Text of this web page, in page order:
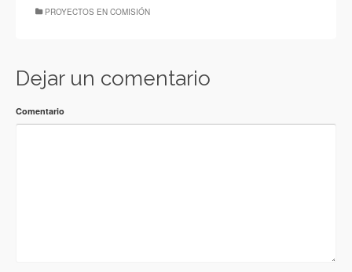
PROYECTOS EN COMISIÓN
Dejar un comentario
Comentario